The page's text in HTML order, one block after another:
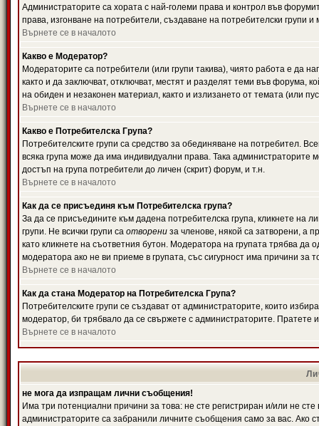
Администраторите са хората с най-големи права и контрол във
права, изгонване на потребители, създаване на потребителски групи
Върнете се в началото
Какво е Модератор?
Модераторите са потребители (или групи такива), чиято работа е да
както и да заключват, отключват, местят и разделят теми във форума,
на обиден и незаконен материал, както и излизането от темата (или
Върнете се в началото
Какво е Потребителска Група?
Потребителските групи са средство за обединяване на потребител.
всяка група може да има индивидуални права. Така
достъп на група потребители до личен (скрит) форум, и т.н.
Върнете се в началото
Как да се присъединя към Потребителска група?
За да се присъедините към дадена потребителска група, кликнете на
групи. Не всички групи са отворени за членове, някой са затворени, а
като кликнете на съответния бутон. Модератора на групата трябва
модератора ако не ви приеме в групата, със сигурност има причини за
Върнете се в началото
Как да стана Модератор на Потребителска Група?
Потребителските групи се създават от администраторите, които
модератор, би трябвало да се свържете с администраторите.
Върнете се в началото
не мога да изпращам лични съобщения!
Има три потенциални причини за това: не сте регистриран и/или не
администраторите са забранили личните съобщения само за вас. Ако